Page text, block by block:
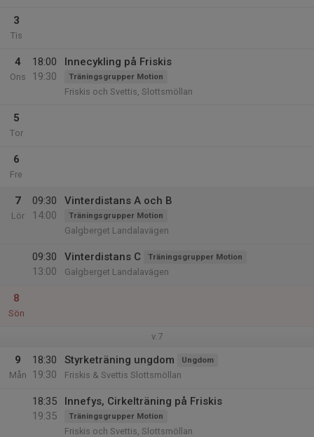
3
Tis
4
Ons
18:00
19:30
Innecykling på Friskis
Träningsgrupper Motion
Friskis och Svettis, Slottsmöllan
5
Tor
6
Fre
7
Lör
09:30
14:00
Vinterdistans A och B
Träningsgrupper Motion
Galgberget Landalavägen
09:30
13:00
Vinterdistans C Träningsgrupper Motion
Galgberget Landalavägen
8
Sön
v.7
9
Mån
18:30
19:30
Styrketräning ungdom Ungdom
Friskis & Svettis Slottsmöllan
18:35
19:35
Innefys, Cirkelträning på Friskis
Träningsgrupper Motion
Friskis och Svettis, Slottsmöllan